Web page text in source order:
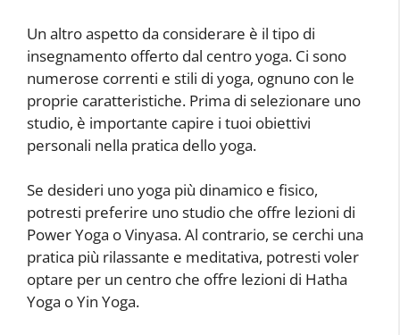
Un altro aspetto da considerare è il tipo di
insegnamento offerto dal centro yoga. Ci sono
numerose correnti e stili di yoga, ognuno con le
proprie caratteristiche. Prima di selezionare uno
studio, è importante capire i tuoi obiettivi
personali nella pratica dello yoga.
Se desideri uno yoga più dinamico e fisico,
potresti preferire uno studio che offre lezioni di
Power Yoga o Vinyasa. Al contrario, se cerchi una
pratica più rilassante e meditativa, potresti voler
optare per un centro che offre lezioni di Hatha
Yoga o Yin Yoga.